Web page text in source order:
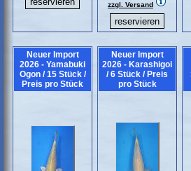
zzgl. Versand
Neuer Import
2026 - Yamabuki
Ogon / 15 Stück /
Preis pro Stück
Neuer Import
2026 - Karashigoi
/ 6 Stück / Preis
pro Stück